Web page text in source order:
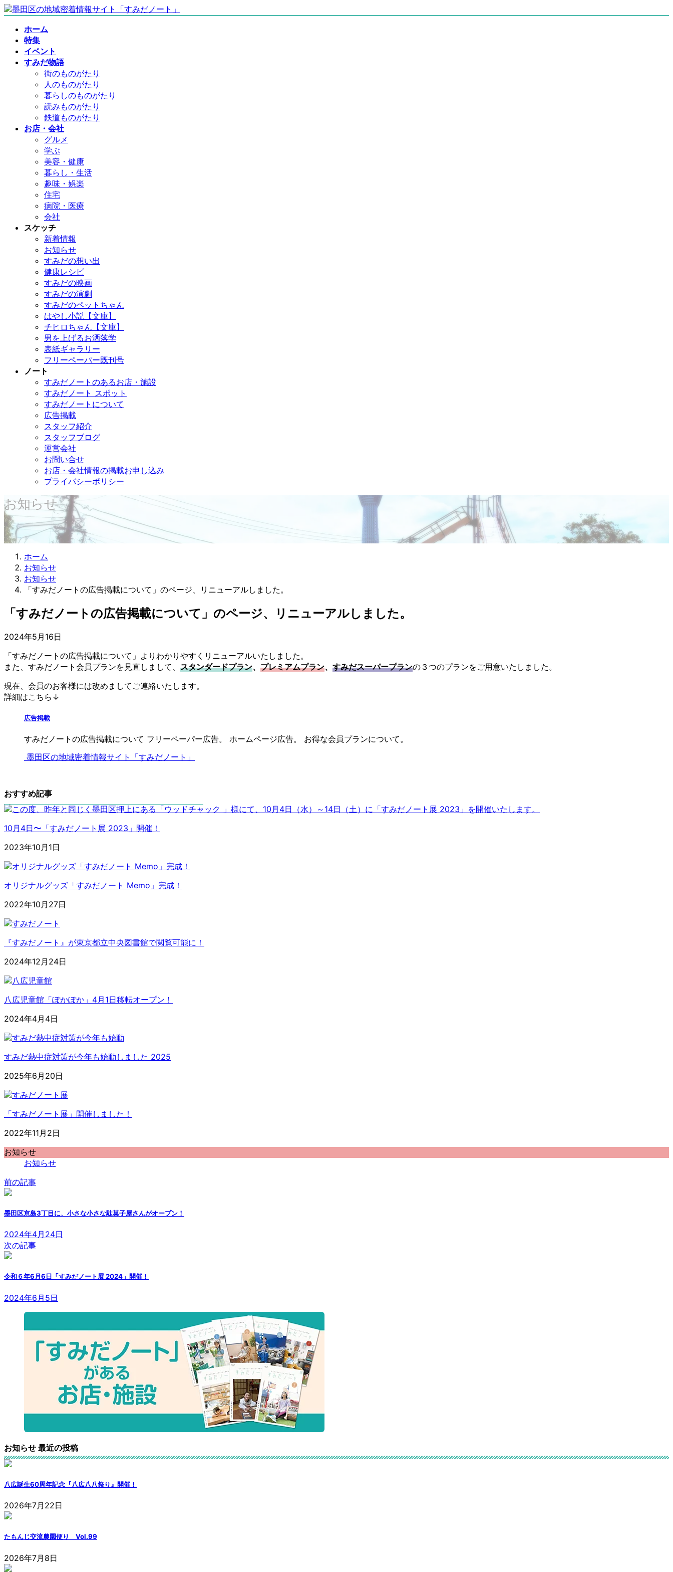
コ
ナ
ホーム
特集
イベント
すみだ物語
街のものがたり
人のものがたり
暮らしのものがたり
読みものがたり
鉄道ものがたり
お店・会社
グルメ
学ぶ
美容・健康
暮らし・生活
趣味・娯楽
住宅
病院・医療
会社
スケッチ
新着情報
お知らせ
すみだの想い出
健康レシピ
すみだの映画
すみだの演劇
すみだのペットちゃん
はやし小説【文庫】
チヒロちゃん【文庫】
男を上げるお洒落学
表紙ギャラリー
フリーペーパー既刊号
ノート
すみだノートのあるお店・施設
すみだノート スポット
すみだノートについて
広告掲載
スタッフ紹介
スタッフブログ
運営会社
お問い合せ
お店・会社情報の掲載お申し込み
プライバシーポリシー
お知らせ
ホーム
お知らせ
お知らせ
「すみだノートの広告掲載について」のページ、リニューアルしました。
「すみだノートの広告掲載について」のページ、リニューアルしました。
2024年5月16日
「すみだノートの広告掲載について」よりわかりやすくリニューアルいたしました。
また、すみだノート会員プランを見直しまして、 スタンダードプラン、 プレミアムプラン、 すみだスーパープランの３つのプランをご用意いたしました。
現在、会員のお客様には改めましてご連絡いたします。
詳細はこちら↓
広告掲載
すみだノートの広告掲載について フリーペーパー広告。 ホームページ広告。 お得な会員プランについて。
墨田区の地域密着情報サイト「すみだノート」
おすすめ記事
10月4日〜「すみだノート展 2023」開催！
2023年10月1日
オリジナルグッズ「すみだノート Memo」完成！
2022年10月27日
『すみだノート』が東京都立中央図書館で閲覧可能に！
2024年12月24日
八広児童館「ぽかぽか」4月1日移転オープン！
2024年4月4日
すみだ熱中症対策が今年も始動しました 2025
2025年6月20日
「すみだノート展」開催しました！
2022年11月2日
お知らせ
お知らせ
前の記事
墨田区京島3丁目に、小さな小さな駄菓子屋さんがオープン！
2024年4月24日
次の記事
令和６年6月6日「すみだノート展 2024」開催！
2024年6月5日
お知らせ 最近の投稿
八広誕生60周年記念『八広八八祭り』開催！
2026年7月22日
たもんじ交流農園便り Vol.99
2026年7月8日